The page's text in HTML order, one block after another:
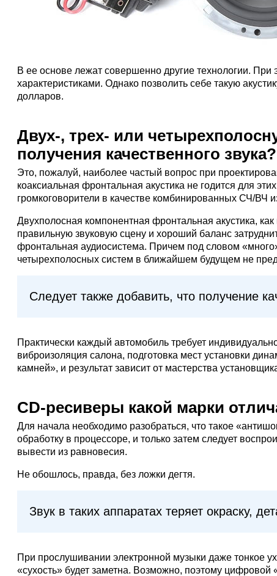
В ее основе лежат совершенно другие технологии.
характеристиками. Однако позволить себе такую
долларов.
Двух-, трех- или
получения качественного звука?
Это, пожалуй, наиболее частый вопрос при
коаксиальная фронтальная акустика не годится для
громкоговорители в качестве комбинированных СЧ/ВЧ
Двухполосная компонентная фронтальная акустика,
правильную звуковую сцену и хороший баланс
фронтальная аудиосистема. Причем под словом
четырехполосных систем в ближайшем будущем не
Следует также добавить, что получение
Практически каждый автомобиль требует
виброизоляция салона, подготовка мест установки
камней», и результат зависит от мастерства
CD-ресиверы какой марки
Для начала необходимо разобраться, что такое
обработку в процессоре, и только затем следует
вывести из равновесия.
Не обошлось, правда, без ложки дегтя.
Звук в таких аппаратах теряет окраску,
При прослушивании электронной музыки даже тонкое
«сухость» будет заметна. Возможно, поэтому цифровой